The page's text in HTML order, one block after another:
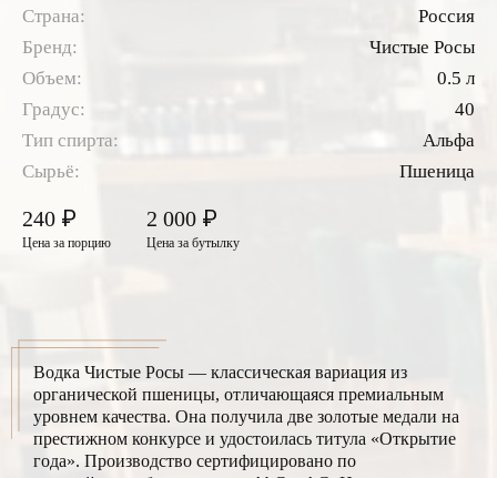
Страна:
Россия
Бренд:
Чистые Росы
Объем:
0.5 л
Градус:
40
Тип спирта:
Альфа
Сырьё:
Пшеница
240 ₽
Цена за порцию
2 000 ₽
Цена за бутылку
Водка Чистые Росы — классическая вариация из
органической пшеницы, отличающаяся премиальным
уровнем качества. Она получила две золотые медали на
престижном конкурсе и удостоилась титула «Открытие
года». Производство сертифицировано по